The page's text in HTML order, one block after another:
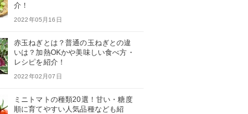
介！
2022年05月16日
赤玉ねぎとは？普通の玉ねぎとの違
いは？加熱OKかや美味しい食べ方・
レシピを紹介！
2022年02月07日
ミニトマトの種類20選！甘い・糖度
順に育てやすい人気品種なども紹